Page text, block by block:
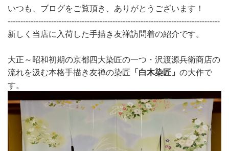
いつも、ブログをご覧頂き、ありがとうございます！
-----------------------------------------------------------------------------------
新しく当店に入荷した手描き友禅訪問着の紹介です。
大正～昭和初期の京都四大染匠の一つ・沢渡源兵衛商店の
流れを汲む本格手描き友禅の染匠 「白木染匠」 の大作で
す。